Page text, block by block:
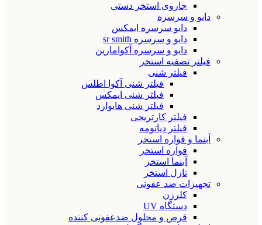
جاروی استخر دستی
دایو و سرسره
دایو سرسره ایمکس
دایو و سرسره sr smith
دایو و سرسره آکوامارین
فیلتر تصفیه استخر
فیلتر شنی
فیلتر شنی آکوا اطلس
فیلتر شنی ایمکس
فیلتر شنی هایوارد
فیلتر کارتریجی
فیلتر دیاتومه
آبنما و فواره استخر
فواره استخر
آبنما استخر
نازل استخر
تجهیزات ضد عفونی
کلرزن
دستگاه UV
قرص و محلول ضدعفونی کننده